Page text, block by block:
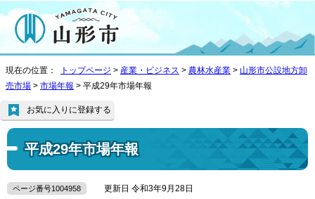
現在の位置： トップページ > 産業・ビジネス > 農林水産業 > 山形市公設地方卸
売市場 > 市場年報 > 平成29年市場年報
平成29年市場年報
お気に入りに登録する
ページ番号1004958 更新日 令和3年9月28日